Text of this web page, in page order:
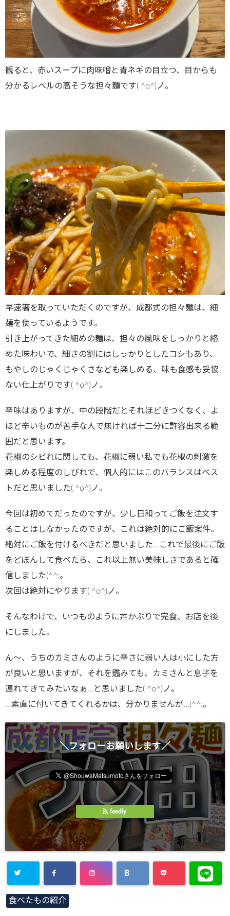
観ると、赤いスープに肉味噌と青ネギの目立つ、目からも
分かるレベルの高そうな担々麺です( ^o^)ノ。
早速箸を取っていただくのですが、成都式の担々麺は、細
麺を使っているようです。
引き上がってきた細めの麺は、担々の風味をしっかりと絡
めた味わいで、細さの割にはしっかりとしたコシもあり、
もやしのじゃくじゃくさなども楽しめる、味も食感も妥協
ない仕上がりです( ^o^)ノ。
辛味はありますが、中の段階だとそれほどきつくなく、よ
ほど辛いものが苦手な人で無ければ十二分に許容出来る範
囲だと思います。
花椒のシビれに関しても、花椒に弱い私でも花椒の刺激を
楽しめる程度のしびれで、個人的にはこのバランスはベス
トだと思いました( ^o^)ノ。
今回は初めてだったのですが、少し日和ってご飯を注文す
ることはしなかったのですが、これは絶対的にご飯案件。
絶対にご飯を付けるべきだと思いました…これで最後にご飯
をどぼんして食べたら、これ以上無い美味しさであると確
信しました(^^;。
次回は絶対にやります( ^o^)ノ。
そんなわけで、いつものように丼かぶりで完食、お店を後
にしました。
ん～、うちのカミさんのように辛さに弱い人は小にした方
が良いと思いますが、それを鑑みても、カミさんと息子を
連れてきてみたいなぁ…と思いました( ^o^)ノ。
…素直に付いてきてくれるかは、分かりませんが…(^^;。
＼フォローお願いします／
feedly
食べたもの紹介